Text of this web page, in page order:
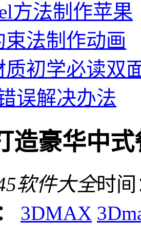
方法制作苹果
束法制作动画
质初学必读双
误解决办法
造豪华中式
软件大全时间
3DMAX